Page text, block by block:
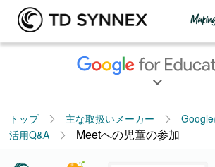
トップ 主な取扱いメーカー
活用Q&A
Meetへの児童の参加